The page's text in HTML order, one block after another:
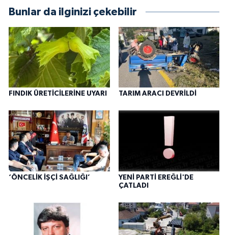
Bunlar da ilginizi çekebilir
FINDIK ÜRETİCİLERİNE UYARI TARIM ARACI DEVRİLDİ
‘ÖNCELİK İŞÇİ SAĞLIĞI’
YENİ PARTİ EREĞLİ'DE
ÇATLADI